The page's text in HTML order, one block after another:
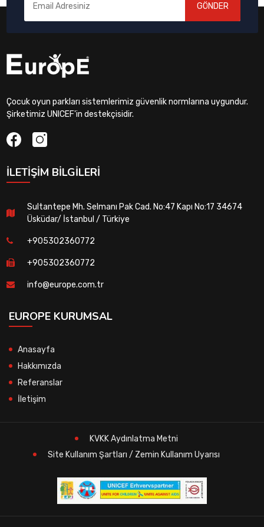
GÖNDER
Çocuk oyun parkları sistemlerimiz güvenlik normlarına uygundur.
Şirketimiz UNICEF'in destekçisidir.
İLETIŞIM BILGILERI
Sultantepe Mh. Selmanı Pak Cad. No:47 Kapı No:17 34674
Üsküdar/ İstanbul / Türkiye
+905302360772
+905302360772
info@europe.com.tr
EUROPE KURUMSAL
Anasayfa
Hakkımızda
Referanslar
İletişim
KVKK Aydınlatma Metni
Site Kullanım Şartları / Zemin Kullanım Uyarısı